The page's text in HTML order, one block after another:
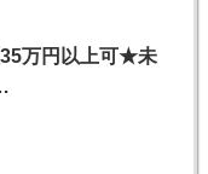
万円以上可★未